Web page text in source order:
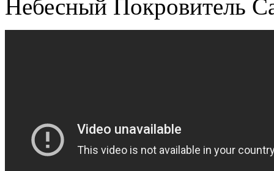
Небесный Покровитель